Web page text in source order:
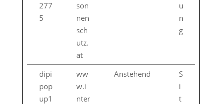
277
5
son
nen
sch
utz.
at
u
n
g
dipi
pop
up1
ww
w.i
nter
Anstehend
S
i
t